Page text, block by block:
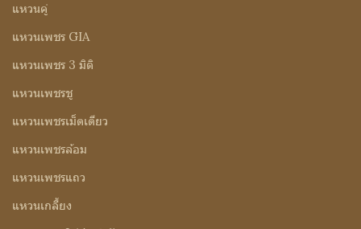
แหวนคู่
แหวนเพชร GIA
แหวนเพชร 3 มิติ
แหวนเพชรชู
แหวนเพชรเม็ดเดียว
แหวนเพชรล้อม
แหวนเพชรแถว
แหวนเกลี้ยง